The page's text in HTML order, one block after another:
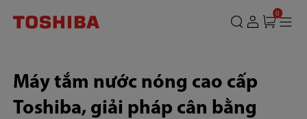
0
Máy tắm nước nóng cao cấp
Toshiba, giải pháp cân bằng